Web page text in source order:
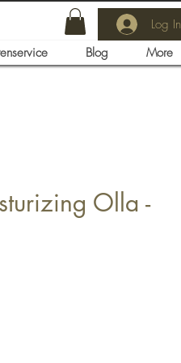
Log In
Blog More
Olla -